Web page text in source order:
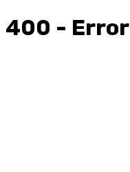
400 - Error